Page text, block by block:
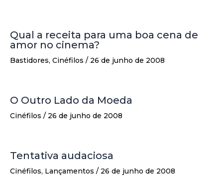
Qual a receita para uma boa cena de
amor no cinema?
Bastidores, Cinéfilos / 26 de junho de 2008
O Outro Lado da Moeda
Cinéfilos / 26 de junho de 2008
Tentativa audaciosa
Cinéfilos, Lançamentos / 26 de junho de 2008